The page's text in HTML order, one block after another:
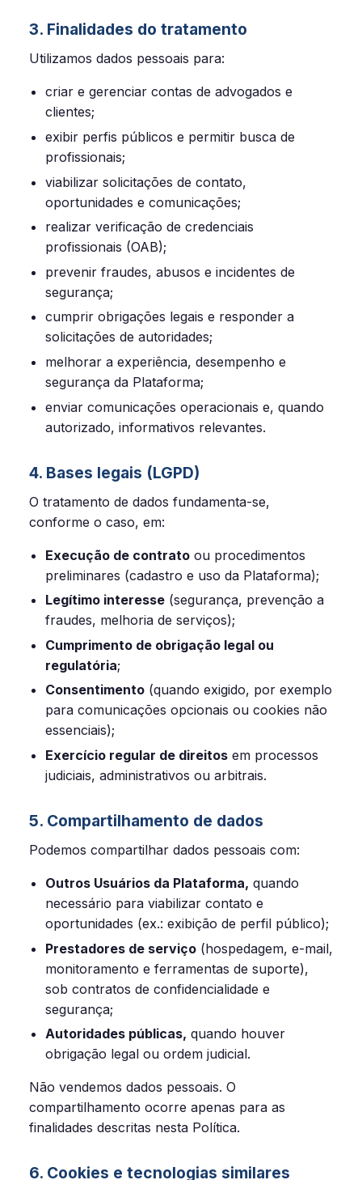
3. Finalidades do tratamento
Utilizamos dados pessoais para:
criar e gerenciar contas de advogados e
clientes;
exibir perfis públicos e permitir busca de
profissionais;
viabilizar solicitações de contato,
oportunidades e comunicações;
realizar verificação de credenciais
profissionais (OAB);
prevenir fraudes, abusos e incidentes de
segurança;
cumprir obrigações legais e responder a
solicitações de autoridades;
melhorar a experiência, desempenho e
segurança da Plataforma;
enviar comunicações operacionais e, quando
autorizado, informativos relevantes.
4. Bases legais (LGPD)
O tratamento de dados fundamenta-se,
conforme o caso, em:
Execução de contrato ou procedimentos
preliminares (cadastro e uso da Plataforma);
Legítimo interesse (segurança, prevenção a
fraudes, melhoria de serviços);
Cumprimento de obrigação legal ou
regulatória;
Consentimento (quando exigido, por exemplo
para comunicações opcionais ou cookies não
essenciais);
Exercício regular de direitos em processos
judiciais, administrativos ou arbitrais.
5. Compartilhamento de dados
Podemos compartilhar dados pessoais com:
Outros Usuários da Plataforma, quando
necessário para viabilizar contato e
oportunidades (ex.: exibição de perfil público);
Prestadores de serviço (hospedagem, e-mail,
monitoramento e ferramentas de suporte),
sob contratos de confidencialidade e
segurança;
Autoridades públicas, quando houver
obrigação legal ou ordem judicial.
Não vendemos dados pessoais. O
compartilhamento ocorre apenas para as
finalidades descritas nesta Política.
6. Cookies e tecnologias similares